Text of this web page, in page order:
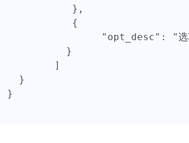
  }
}